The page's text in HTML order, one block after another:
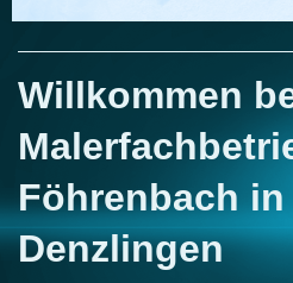
Willkommen
Föhrenbach in
Denzlingen